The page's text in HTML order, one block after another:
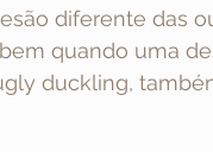
diferente das
quando uma
duckling,